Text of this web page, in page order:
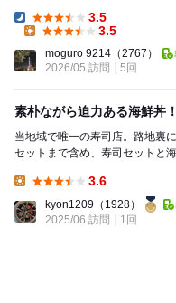
Dinner:
3.5
3.5
moguro 9214 （2767）
2026/05 訪問
5回
素朴ながら迫力ある海鮮丼！
当地域で唯一の寿司店。路地裏
セットまで含め、寿司セットと
3.6
kyon1209 （1928）
2025/06 訪問
1回